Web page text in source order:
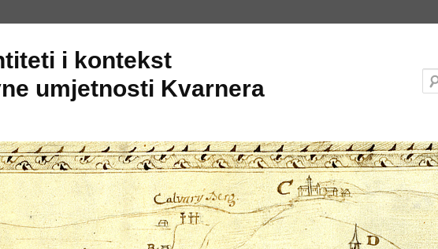
i kontekst
umjetnosti Kvarnera